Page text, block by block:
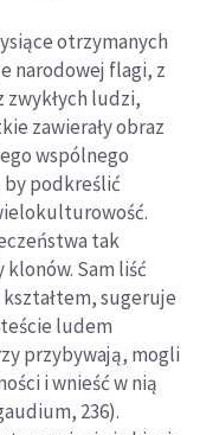
otrzymanych
narodowej flagi, z
zwykłych ludzi,
zawierały obraz
wspólnego
podkreślić
tak
Sam liść
sugeruje
ludem
przybywają, mogli
i wnieść w nią
236).